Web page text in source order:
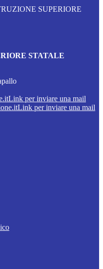
SUPERIORE
STATALE
Link per inviare una mail
Link per inviare una mail